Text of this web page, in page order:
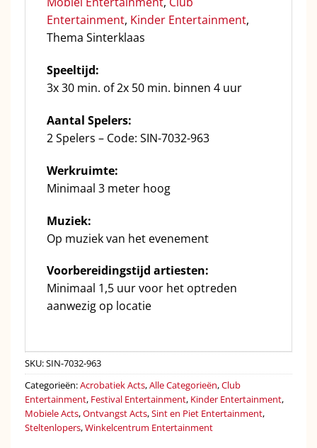
Entertainment, Kinder Entertainment,
Thema Sinterklaas
Speeltijd:
3x 30 min. of 2x 50 min. binnen 4 uur
Aantal Spelers:
2 Spelers – Code: SIN-7032-963
Werkruimte:
Minimaal 3 meter hoog
Muziek:
Op muziek van het evenement
Voorbereidingstijd artiesten:
Minimaal 1,5 uur voor het optreden
aanwezig op locatie
SKU:SIN-7032-963
Categorieën:Acrobatiek Acts,Alle Categorieën,Club
Entertainment, Festival Entertainment, Kinder Entertainment,
Mobiele Acts,Ontvangst Acts,Sint en Piet Entertainment,
Steltenlopers,Winkelcentrum Entertainment